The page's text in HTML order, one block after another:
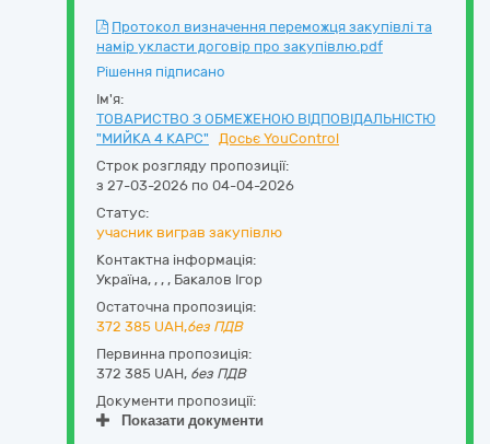
Протокол визначення переможця закупівлі та
намір укласти договір про закупівлю.pdf
Рішення підписано
Ім'я:
ТОВАРИСТВО З ОБМЕЖЕНОЮ ВІДПОВІДАЛЬНІСТЮ
"МИЙКА 4 КАРС"
Досьє YouControl
Строк розгляду пропозиції:
з 27-03-2026 по 04-04-2026
Статус:
учасник виграв закупівлю
Контактна інформація:
Україна, , , , Бакалов Ігор
Остаточна пропозиція:
372 385 UAH,без ПДВ
Первинна пропозиція:
372 385 UAH, без ПДВ
Документи пропозиції:
Показати документи